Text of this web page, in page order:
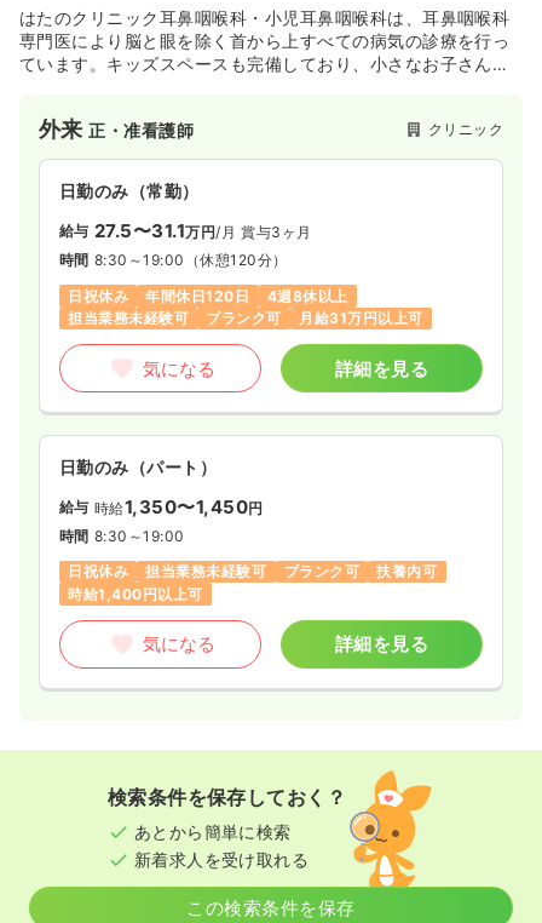
はたのクリニック耳鼻咽喉科・小児耳鼻咽喉科は、耳鼻咽喉科
専門医により脳と眼を除く首から上すべての病気の診療を行っ
ています。キッズスペースも完備しており、小さなお子さんが
外来正・准看護師 クリニック
日勤のみ（常勤）
給与 27.5〜31.1万円/月 賞与3ヶ月
時間 8:30～19:00 （休憩120分）
日祝休み
年間休日120日
4週8休以上
担当業務未経験可
ブランク可 月給31万円以上可
気になる 詳細を見る
日勤のみ（パート）
給与 時給1,350〜1,450円
時間 8:30～19:00
日祝休み
担当業務未経験可 ブランク可
扶養内可
時給1,400円以上可
気になる 詳細を見る
検索条件を保存しておく？
あとから簡単に検索
新着求人を受け取れる
この検索条件を保存